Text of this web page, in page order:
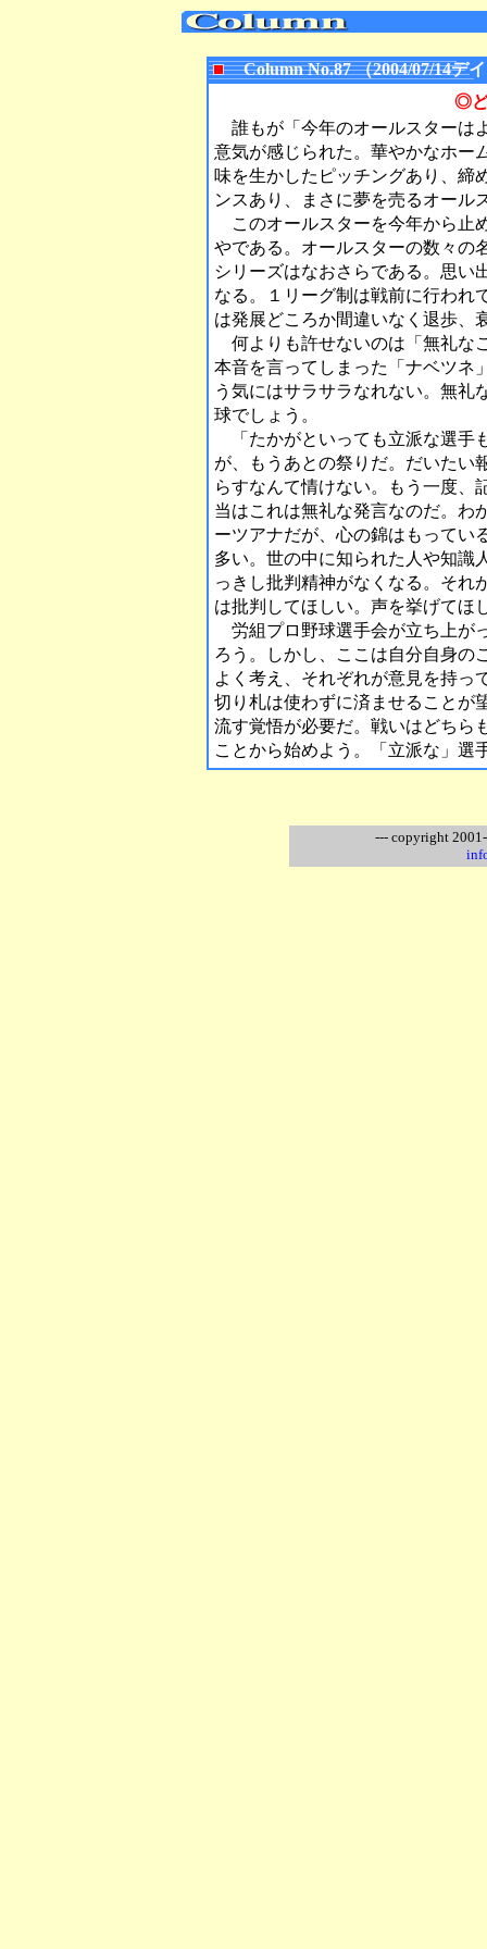
Column No.87 （2004/07/14デ
◎ど
誰もが「今年のオールスターは
意気が感じられた。華やかなホー
味を生かしたピッチングあり、締
ンスあり、まさに夢を売るオール
このオールスターを今年から止
やである。オールスターの数々の
シリーズはなおさらである。思い
なる。１リーグ制は戦前に行われ
は発展どころか間違いなく退歩、
何よりも許せないのは「無礼な
本音を言ってしまった「ナベツネ
う気にはサラサラなれない。無礼
球でしょう。
「たかがといっても立派な選手
が、もうあとの祭りだ。だいたい
らすなんて情けない。もう一度、
当はこれは無礼な発言なのだ。わ
ーツアナだが、心の錦はもってい
多い。世の中に知られた人や知識
っきし批判精神がなくなる。それ
は批判してほしい。声を挙げてほ
労組プロ野球選手会が立ち上が
ろう。しかし、ここは自分自身の
よく考え、それぞれが意見を持っ
切り札は使わずに済ませることが
流す覚悟が必要だ。戦いはどちら
ことから始めよう。「立派な」選
--- copyright